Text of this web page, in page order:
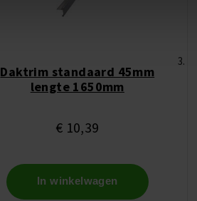
Daktrim standaard 45mm
lengte 1650mm
€ 10,39
In winkelwagen